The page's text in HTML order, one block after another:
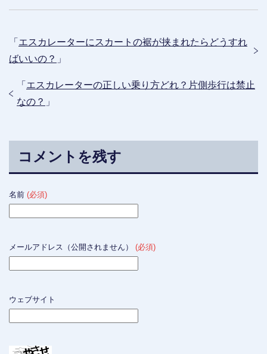
「 エスカレーターにスカートの裾が挟まれたらどうすれ
ばいいの？ 」
「 エスカレーターの正しい乗り方どれ？片側歩行は禁止
なの？ 」
コメントを残す
名前 (必須)
メールアドレス（公開されません） (必須)
ウェブサイト